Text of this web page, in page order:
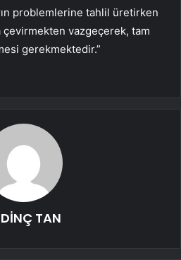
problemlerine tahlil üretirken
çevirmekten vazgeçerek, tam
gerekmektedir.”
TAN